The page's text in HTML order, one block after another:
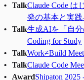
TalkClaude Code
発の基本と実践
Talk生成AIを「自
Coding for Study
TalkWork≠Build
TalkClaude Code
AwardShipaton 2025